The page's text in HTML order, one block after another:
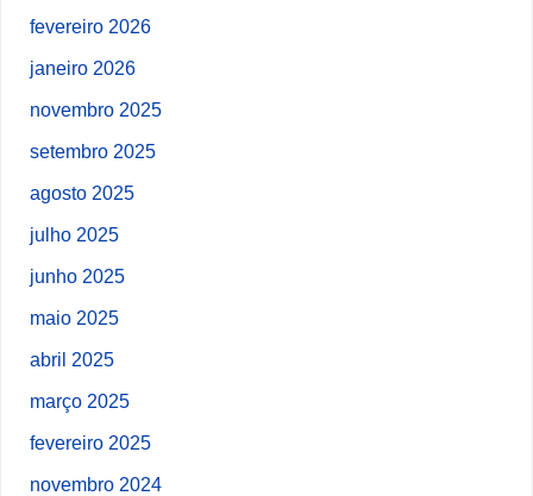
fevereiro 2026
janeiro 2026
novembro 2025
setembro 2025
agosto 2025
julho 2025
junho 2025
maio 2025
abril 2025
março 2025
fevereiro 2025
novembro 2024